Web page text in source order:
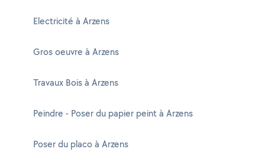
Electricité à Arzens
Gros oeuvre à Arzens
Travaux Bois à Arzens
Peindre - Poser du papier peint à Arzens
Poser du placo à Arzens